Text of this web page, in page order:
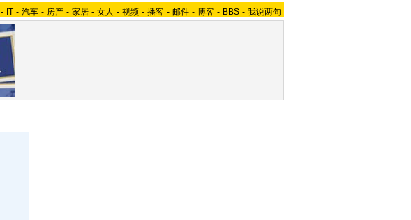
- IT - 汽车 - 房产 - 家居 - 女人 - 视频 - 播客 - 邮件 - 博客 - BBS - 我说两句